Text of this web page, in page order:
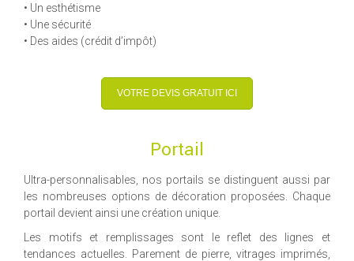
• Un esthétisme
• Une sécurité
• Des aides (crédit d’impôt)
VOTRE DEVIS GRATUIT ICI
Portail
Ultra-personnalisables, nos portails se distinguent aussi par
les nombreuses options de décoration proposées. Chaque
portail devient ainsi une création unique.
Les motifs et remplissages sont le reflet des lignes et
tendances actuelles. Parement de pierre, vitrages imprimés,